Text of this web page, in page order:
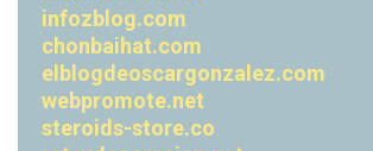
infozblog.com
chonbaihat.com
elblogdeoscargonzalez.com
webpromote.net
steroids-store.co